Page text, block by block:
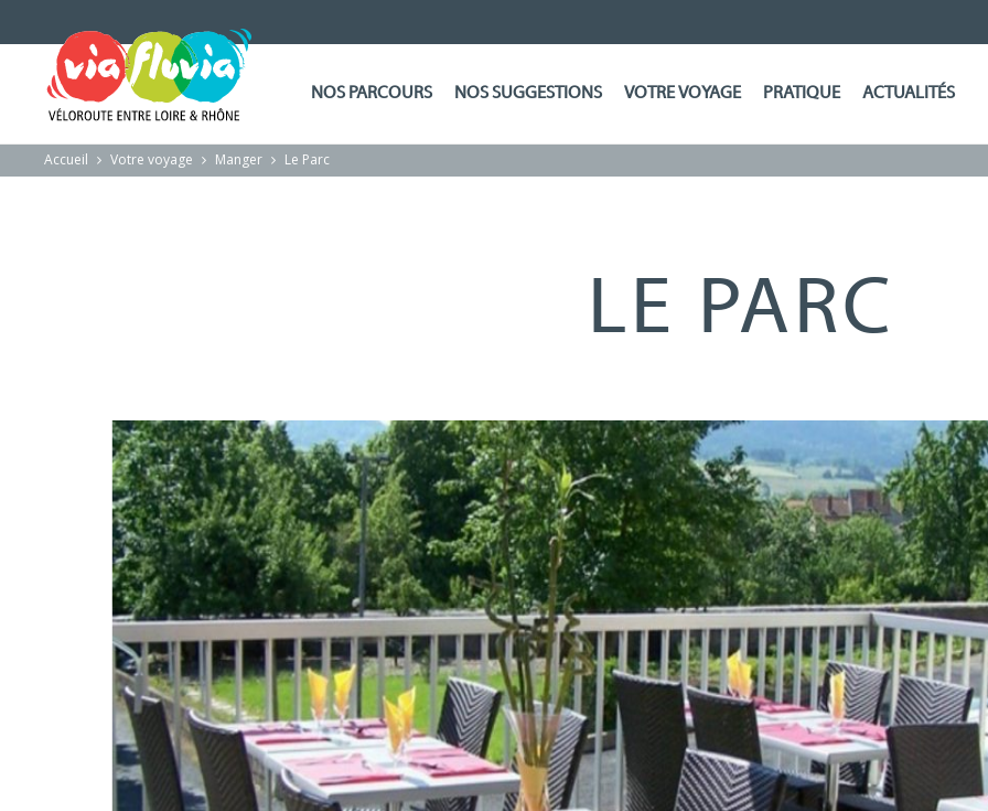
NOS PARCOURS NOS SUGGESTIONS VOTRE VOYAGE PRATIQUE ACTUALITÉS
Accueil Votre voyage Manger Le Parc
LE PARC